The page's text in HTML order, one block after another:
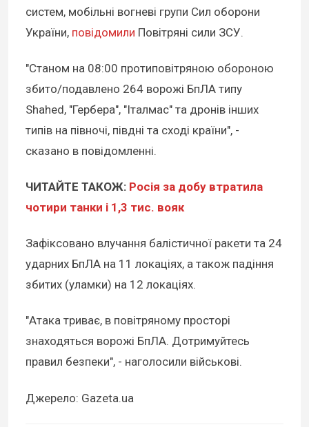
систем, мобільні вогневі групи Сил оборони
України, повідомили Повітряні сили ЗСУ.
"Станом на 08:00 протиповітряною обороною
збито/подавлено 264 ворожі БпЛА типу
Shahed, "Гербера", "Італмас" та дронів інших
типів на півночі, півдні та сході країни", -
сказано в повідомленні.
ЧИТАЙТЕ ТАКОЖ: Росія за добу втратила
чотири танки і 1,3 тис. вояк
Зафіксовано влучання балістичної ракети та 24
ударних БпЛА на 11 локаціях, а також падіння
збитих (уламки) на 12 локаціях.
"Атака триває, в повітряному просторі
знаходяться ворожі БпЛА. Дотримуйтесь
правил безпеки", - наголосили військові.
Джерело: Gazeta.ua